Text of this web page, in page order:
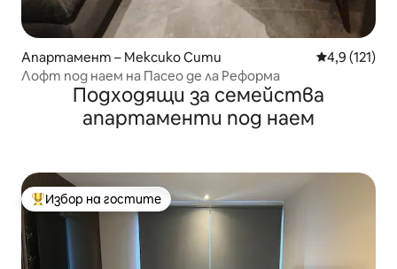
Апартамент – Мексико Сити Средна
4,9 (121)
Лофт под наем на Пасео де ла Реформа
Подходящи за семейства
апартаменти под наем
Най-популярен избор на гостите
Избор на гостите